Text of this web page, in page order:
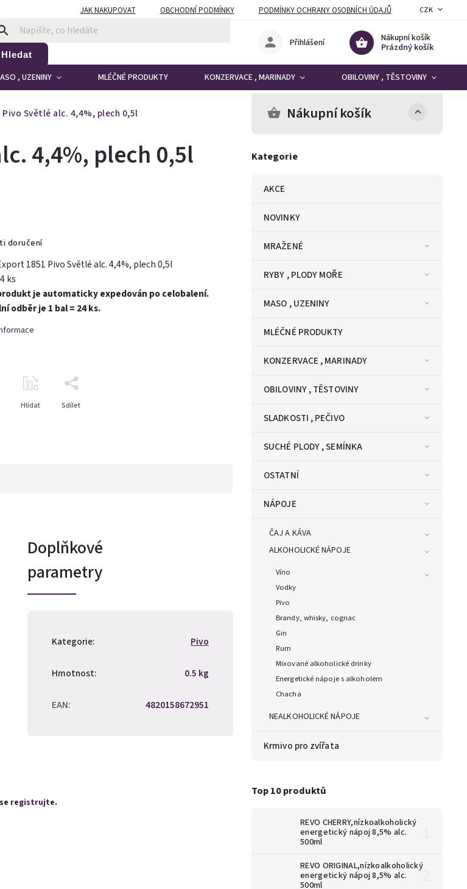
JAK NAKUPOVAT OBCHODNÍ PODMÍNKY PODMÍNKY OCHRANY OSOBNÍCH ÚDAJŮ CZK
Hledat
Nákupní košík
Prázdný košík
Přihlášení
, UZENINY MLÉČNÉ PRODUKTY KONZERVACE , MARINADY OBILOVINY , TĚSTOVINY
Světlé alc. 4,4%, plech 0,5l Nákupní košík
Kategorie
AKCE
NOVINKY
MRAŽENÉ
RYBY , PLODY MOŘE
MASO , UZENINY
MLÉČNÉ PRODUKTY
KONZERVACE , MARINADY
OBILOVINY , TĚSTOVINY
SLADKOSTI , PEČIVO
SUCHÉ PLODY , SEMÍNKA
OSTATNÍ
NÁPOJE
ČAJ A KÁVA
ALKOHOLICKÉ NÁPOJE
Víno
Vodky
Pivo
Brandy, whisky, cognac
Gin
Rum
Mixované alkoholické drinky
Energetické nápoje s alkoholem
Chacha
NEALKOHOLICKÉ NÁPOJE
Krmivo pro zvířata
Top 10 produktů
REVO CHERRY,nízkoalkoholický
energetický nápoj 8,5% alc.
500ml
REVO ORIGINAL,nízkoalkoholický
energetický nápoj 8,5% alc.
500ml
4,4%, plech 0,5l
doručení
1851 Pivo Světlé alc. 4,4%, plech 0,5l
ks
je automaticky expedován po celobalení.
odběr je 1 bal = 24 ks.
Hlídat Sdílet
Doplňkové
parametry
Kategorie: Pivo
Hmotnost: 0.5 kg
EAN: 4820158672951
registrujte.